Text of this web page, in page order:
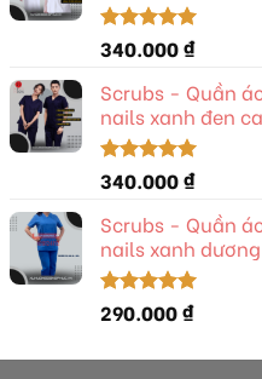
Được xếp
hạng 5.00
5 sao
340.000₫
Scrubs - Quần
nails xanh đen
Được xếp
hạng 5.00
5 sao
340.000₫
Scrubs - Quần
nails xanh dương
Được xếp
hạng5.00
290.000₫